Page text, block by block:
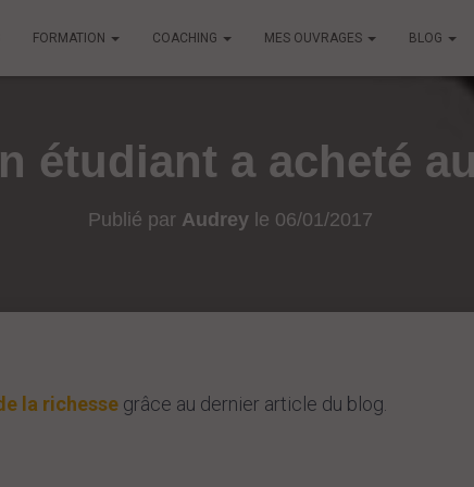
FORMATION COACHING MES OUVRAGES BLOG
étudiant a acheté
Publié par Audrey le 06/01/2017
la richesse grâce au dernier article du blog.